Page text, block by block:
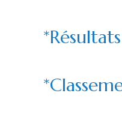
*Résultats
*